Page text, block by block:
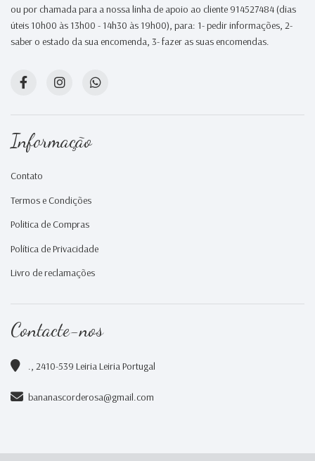
ou por chamada para a nossa linha de apoio ao cliente 914527484 (dias
úteis 10h00 às 13h00 - 14h30 às 19h00), para: 1- pedir informações, 2-
saber o estado da sua encomenda, 3- fazer as suas encomendas.
Informação
Contato
Termos e Condições
Politica de Compras
Política de Privacidade
Livro de reclamações
Contacte-nos
., 2410-539 Leiria Leiria Portugal
bananascorderosa@gmail.com